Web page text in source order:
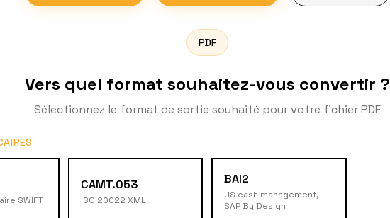
PDF
Vers quel format souhaitez-vous convertir ?
Sélectionnez le format de sortie souhaité pour votre fichier PDF
SWIFT
CAMT.053
ISO 20022 XML
BAI2
US cash management,
SAP By Design